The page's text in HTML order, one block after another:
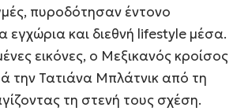
πυροδότησαν έντονο
εγχώρια και διεθνή lifestyle μέσα.
εικόνες, ο Μεξικανός κροίσος
την Τατιάνα Μπλάτνικ από τη
τη στενή τους σχέση.